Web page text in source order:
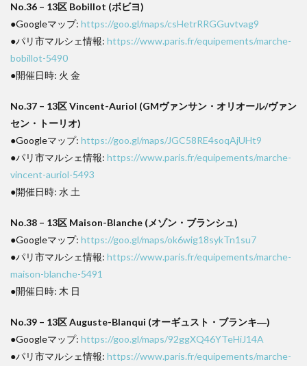
No.36 – 13区 Bobillot (ボビヨ)
●Googleマップ: https://goo.gl/maps/csHetrRRGGuvtvag9
●パリ市マルシェ情報: https://www.paris.fr/equipements/marche-
bobillot-5490
●開催日時: 火 金
No.37 – 13区 Vincent-Auriol (GMヴァンサン・オリオール/ヴァン
セン・トーリオ)
●Googleマップ: https://goo.gl/maps/JGC58RE4soqAjUHt9
●パリ市マルシェ情報: https://www.paris.fr/equipements/marche-
vincent-auriol-5493
●開催日時: 水 土
No.38 – 13区 Maison-Blanche (メゾン・ブランシュ)
●Googleマップ: https://goo.gl/maps/ok6wig18sykTn1su7
●パリ市マルシェ情報: https://www.paris.fr/equipements/marche-
maison-blanche-5491
●開催日時: 木 日
No.39 – 13区 Auguste-Blanqui (オーギュスト・ブランキ―)
●Googleマップ: https://goo.gl/maps/92ggXQ46YTeHiJ14A
●パリ市マルシェ情報: https://www.paris.fr/equipements/marche-